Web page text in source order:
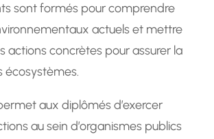
sont formés pour comprendre
actuels et mettre
actions concrètes pour assurer la
écosystèmes.
aux diplômés d’exercer
au sein d’organismes publics